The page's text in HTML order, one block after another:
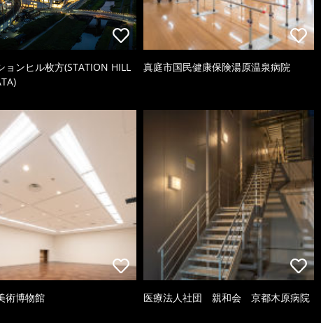
ョンヒル枚方(STATION HILL
真庭市国民健康保険湯原温泉病院
術博物館 医療法人社団 親和会 京都木原病院